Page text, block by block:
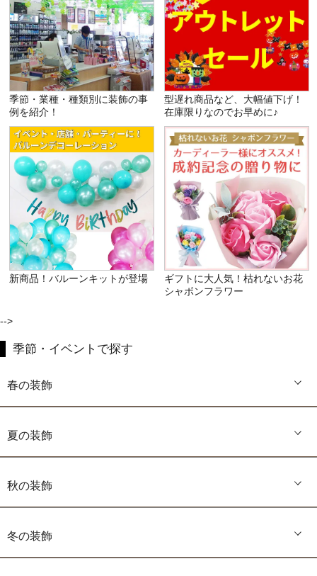
季節・業種・種類別に装飾の事
例を紹介！
型遅れ商品など、大幅値下げ！
在庫限りなのでお早めに♪
新商品！バルーンキットが登場
ギフトに大人気！枯れないお花
シャボンフラワー
-->
季節・イベントで探す
春の装飾
夏の装飾
秋の装飾
冬の装飾